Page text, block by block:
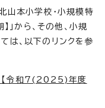
山本小学校・小規模特
から、その他、小規
は、以下のリンクを参
【令和7(2025)年度